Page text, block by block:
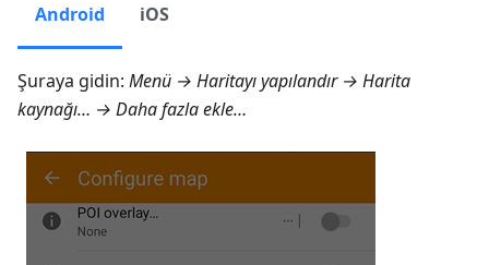
Android iOS
Şuraya gidin: Menü → Haritayı yapılandır → Harita
kaynağı… → Daha fazla ekle…